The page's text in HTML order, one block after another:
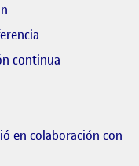
continua
en colaboración con
finestra nova